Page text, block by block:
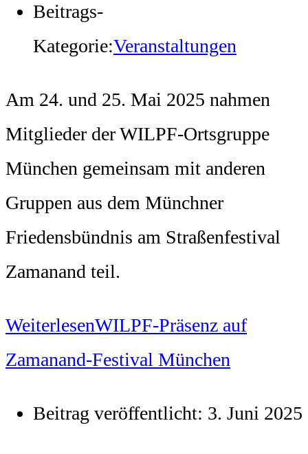
Beitrags-
Kategorie:Veranstaltungen
Am 24. und 25. Mai 2025 nahmen
Mitglieder der WILPF-Ortsgruppe
München gemeinsam mit anderen
Gruppen aus dem Münchner
Friedensbündnis am Straßenfestival
Zamanand teil.
WeiterlesenWILPF-Präsenz auf
Zamanand-Festival München
Beitrag veröffentlicht: 3. Juni 2025